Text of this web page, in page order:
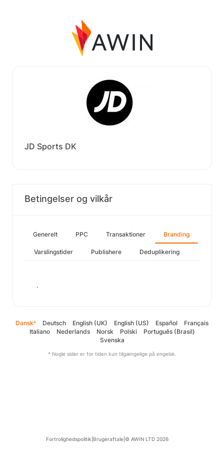
JD Sports DK
Betingelser og vilkår
Generelt PPC Transaktioner Branding
Varslingstider Publishere Deduplikering
.
Dansk* Deutsch English (UK) English (US) Español
Français
Italiano
Nederlands Norsk Polski
Português (Brasil)
Svenska
* Nogle sider er for tiden kun tilgængelige på engelsk.
Fortrolighedspolitik Brugeraftale| © AWIN LTD 2026